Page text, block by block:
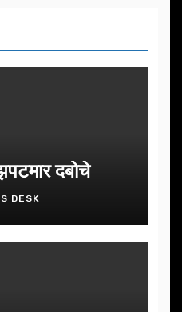
दबोचे
DESK